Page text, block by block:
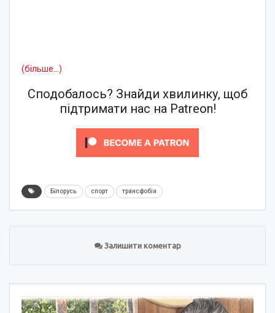
(більше…)
Сподобалось? Знайди хвилинку, щоб
підтримати нас на Patreon!
Білорусь спорт трансфобія
Залишити коментар